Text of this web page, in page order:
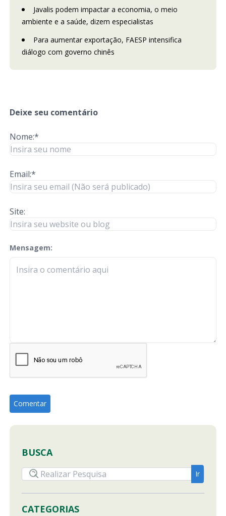
Javalis podem impactar a economia, o meio
ambiente e a saúde, dizem especialistas
Para aumentar exportação, FAESP intensifica
diálogo com governo chinês
Deixe seu comentário
Nome:*
Email:*
Site:
Mensagem:
check-terms
BUSCA
CATEGORIAS